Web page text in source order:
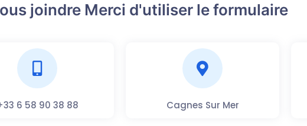
joindre Merci d'utiliser le formulaire
6 58 90 38 88 Cagnes Sur Mer